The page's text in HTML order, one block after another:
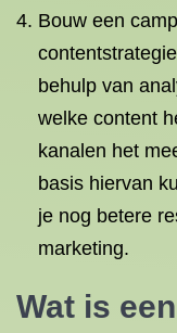
Bouw een
behulp van
welke content
kanalen het
basis hiervan
je nog betere
marketing.
Wat is